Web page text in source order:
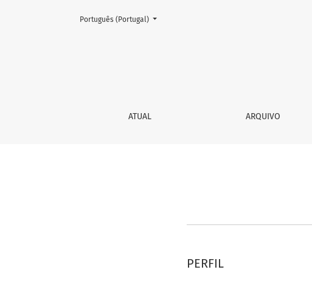
Registo
ATUAL ARQUIVO
Change the language. The current language is:
Português (Portugal)
PERFIL